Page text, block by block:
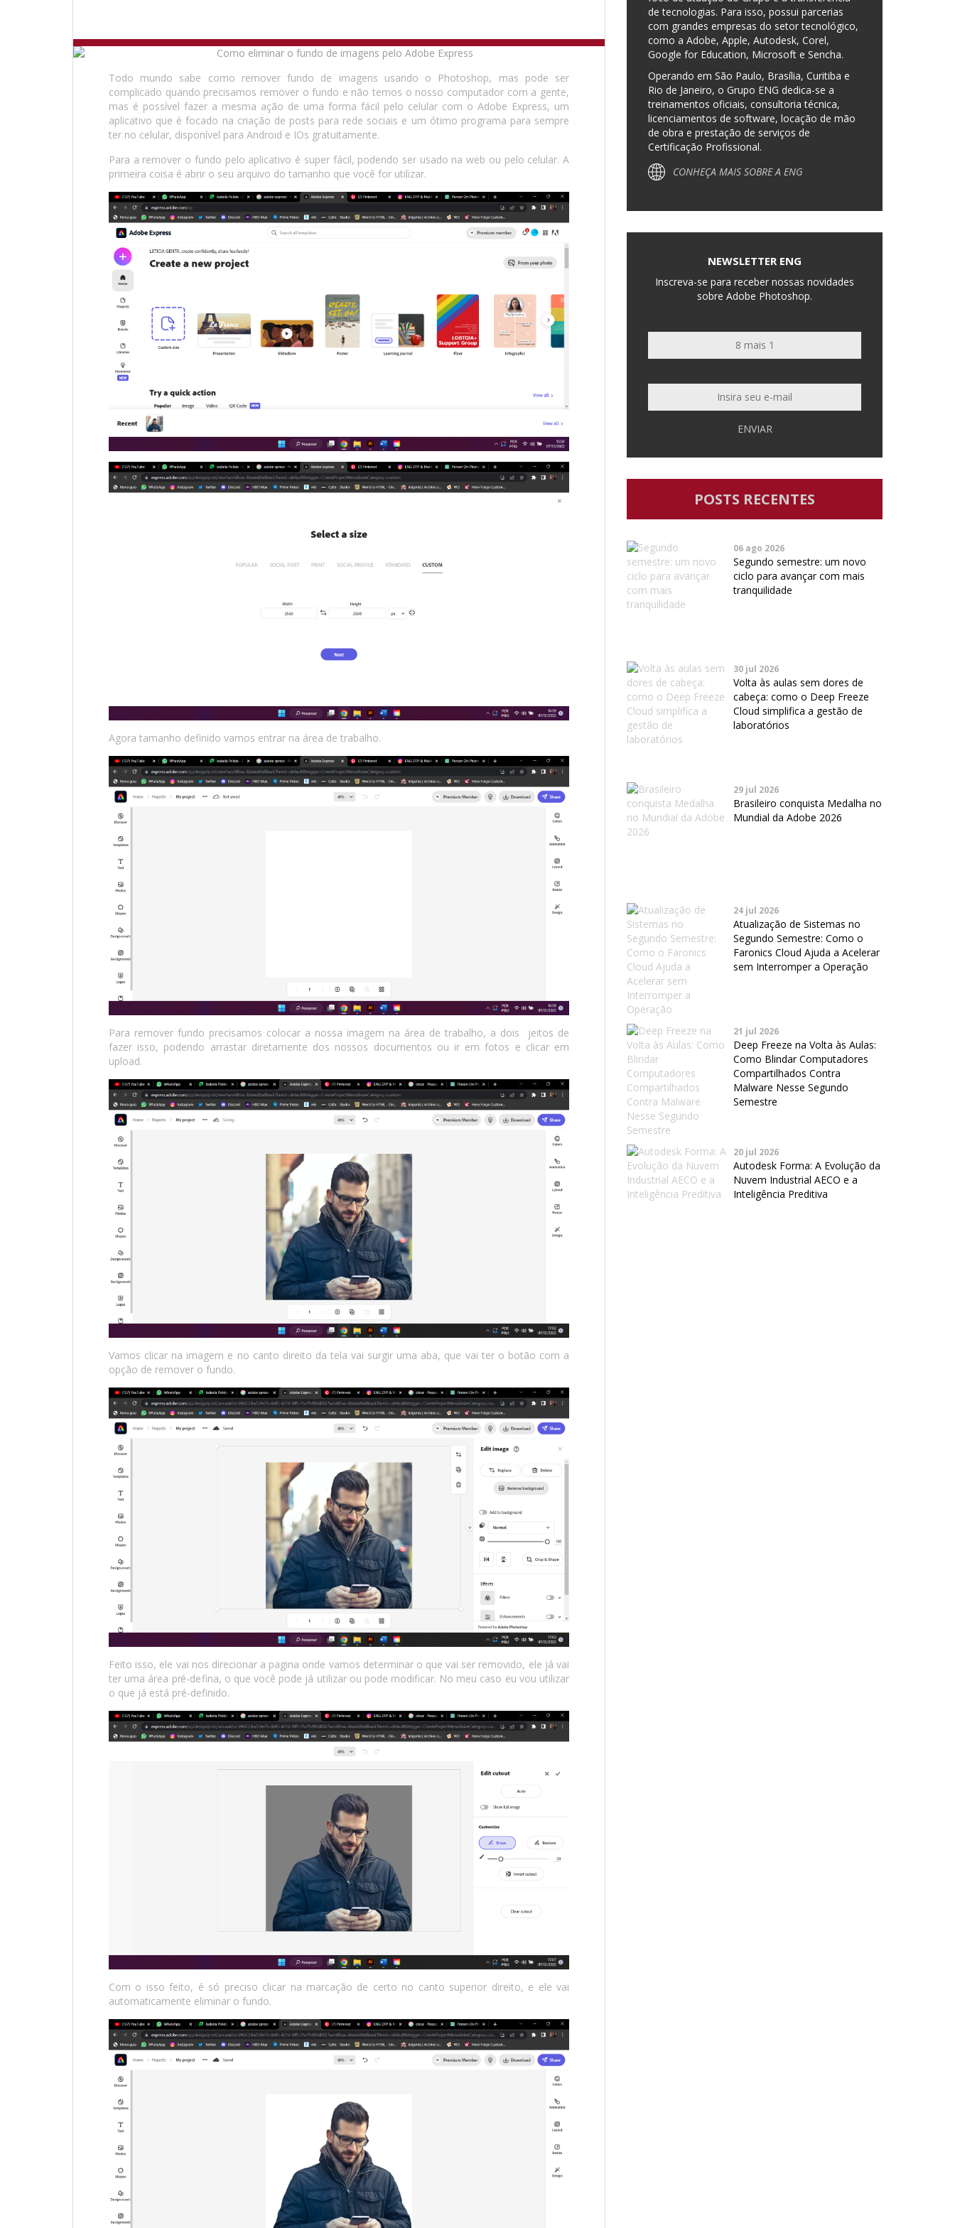
Todo mundo sabe como remover fundo de imagens usando o Photoshop, mas pode ser
complicado quando precisamos remover o fundo e não temos o nosso computador com a gente,
mas é possível fazer a mesma ação de uma forma fácil pelo celular com o Adobe Express, um
aplicativo que é focado na criação de posts para rede sociais e um ótimo programa para sempre
ter no celular, disponível para Android e IOs gratuitamente.
Para a remover o fundo pelo aplicativo é super fácil, podendo ser usado na web ou pelo celular. A
primeira coisa é abrir o seu arquivo do tamanho que você for utilizar.
Agora tamanho definido vamos entrar na área de trabalho.
Para remover fundo precisamos colocar a nossa imagem na área de trabalho, a dois jeitos de
fazer isso, podendo arrastar diretamente dos nossos documentos ou ir em fotos e clicar em
upload.
Vamos clicar na imagem e no canto direito da tela vai surgir uma aba, que vai ter o botão com a
opção de remover o fundo.
Feito isso, ele vai nos direcionar a pagina onde vamos determinar o que vai ser removido, ele já vai
ter uma área pré-defina, o que você pode já utilizar ou pode modificar. No meu caso eu vou utilizar
o que já está pré-definido.
Com o isso feito, é só preciso clicar na marcação de certo no canto superior direito, e ele vai
automaticamente eliminar o fundo.
de tecnologias. Para isso, possui parcerias
com grandes empresas do setor tecnológico,
como a Adobe, Apple, Autodesk, Corel,
Google for Education, Microsoft e Sencha.
Operando em São Paulo, Brasília, Curitiba e
Rio de Janeiro, o Grupo ENG dedica-se a
treinamentos oficiais, consultoria técnica,
licenciamentos de software, locação de mão
de obra e prestação de serviços de
Certificação Profissional.
CONHEÇA MAIS SOBRE A ENG
NEWSLETTER ENG
Inscreva-se para receber nossas novidades
sobre Adobe Photoshop.
ENVIAR
POSTS RECENTES
06 ago 2026
Segundo semestre: um novo
ciclo para avançar com mais
tranquilidade
30 jul 2026
Volta às aulas sem dores de
cabeça: como o Deep Freeze
Cloud simplifica a gestão de
laboratórios
29 jul 2026
Brasileiro conquista Medalha no
Mundial da Adobe 2026
24 jul 2026
Atualização de Sistemas no
Segundo Semestre: Como o
Faronics Cloud Ajuda a Acelerar
sem Interromper a Operação
21 jul 2026
Deep Freeze na Volta às Aulas:
Como Blindar Computadores
Compartilhados Contra
Malware Nesse Segundo
Semestre
20 jul 2026
Autodesk Forma: A Evolução da
Nuvem Industrial AECO e a
Inteligência Preditiva